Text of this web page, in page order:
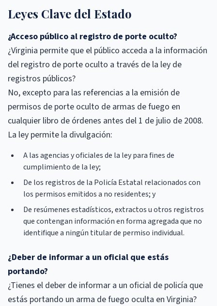
Leyes Clave del Estado
¿Acceso público al registro de porte oculto?
¿Virginia permite que el público acceda a la información
del registro de porte oculto a través de la ley de
registros públicos?
No, excepto para las referencias a la emisión de
permisos de porte oculto de armas de fuego en
cualquier libro de órdenes antes del 1 de julio de 2008.
La ley permite la divulgación:
A las agencias y oficiales de la ley para fines de
cumplimiento de la ley;
De los registros de la Policía Estatal relacionados con
los permisos emitidos a no residentes; y
De resúmenes estadísticos, extractos u otros registros
que contengan información en forma agregada que no
identifique a ningún titular de permiso individual.
¿Deber de informar a un oficial que estás
portando?
¿Tienes el deber de informar a un oficial de policía que
estás portando un arma de fuego oculta en Virginia?